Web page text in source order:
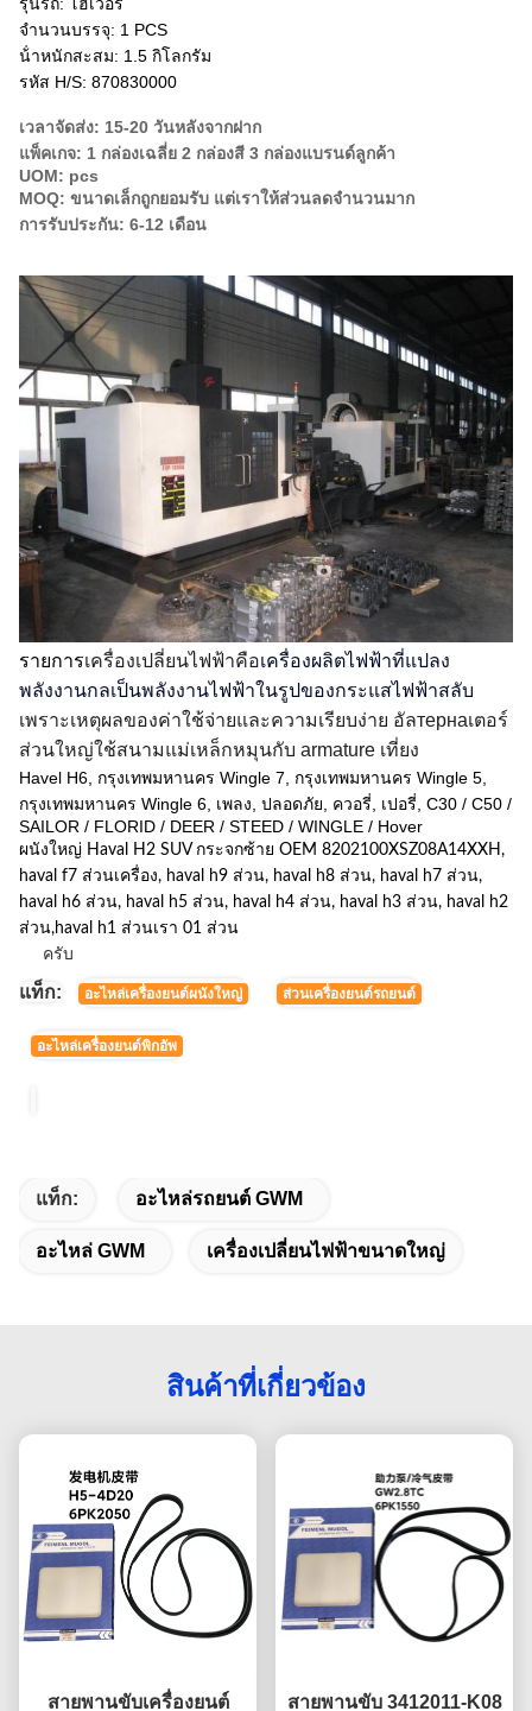
จํานวนบรรจุ: 1 PCS
น้ําหนักสะสม: 1.5 กิโลกรัม
รหัส H/S: 870830000
เวลาจัดส่ง: 15-20 วันหลังจากฝาก
แพ็คเกจ: 1 กล่องเฉลี่ย 2 กล่องสี 3 กล่องแบรนด์ลูกค้า
UOM: pcs
MOQ: ขนาดเล็กถูกยอมรับ แต่เราให้ส่วนลดจํานวนมาก
การรับประกัน: 6-12 เดือน
รายการเครื่องเปลี่ยนไฟฟ้าคือเครื่องผลิตไฟฟ้าที่แปลง
พลังงานกลเป็นพลังงานไฟฟ้าในรูปของกระแสไฟฟ้าสลับ
เพราะเหตุผลของค่าใช้จ่ายและความเรียบง่าย อัลтернаเตอร์
ส่วนใหญ่ใช้สนามแม่เหล็กหมุนกับ armature เที่ยง
Havel H6, กรุงเทพมหานคร Wingle 7, กรุงเทพมหานคร Wingle 5,
กรุงเทพมหานคร Wingle 6, เพลง, ปลอดภัย, ควอรี่, เปอรี่, C30 / C50 /
SAILOR / FLORID / DEER / STEED / WINGLE / Hover
ผนังใหญ่ Haval H2 SUV กระจกซ้าย OEM 8202100XSZ08A14XXH,
haval f7 ส่วนเครื่อง, haval h9 ส่วน, haval h8 ส่วน, haval h7 ส่วน,
haval h6 ส่วน, haval h5 ส่วน, haval h4 ส่วน, haval h3 ส่วน, haval h2
ส่วน,haval h1 ส่วนเรา 01 ส่วน
ครับ
แท็ก: อะไหล่เครื่องยนต์ผนังใหญ่ ส่วนเครื่องยนต์รถยนต์
อะไหล่เครื่องยนต์พิกอัพ
แท็ก: อะไหล่รถยนต์ GWM
อะไหล่ GWM เครื่องเปลี่ยนไฟฟ้าขนาดใหญ่
สินค้าที่เกี่ยวข้อง
สายพานขับเครื่องยนต์
สายพานขับ 3412011-K08